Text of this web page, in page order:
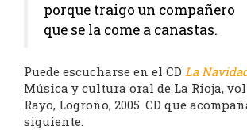
porque traigo un compañero
que se la come a canastas.
Puede escucharse en el CD La
Música y cultura oral de La Rioja, vol
Rayo, Logroño, 2005. CD que
siguiente: